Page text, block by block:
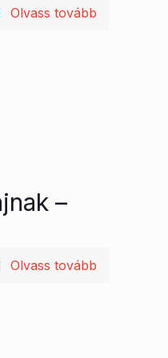
Olvass tovább
–
Olvass tovább